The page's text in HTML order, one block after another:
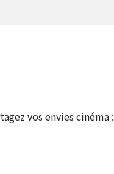
vos envies cinéma :